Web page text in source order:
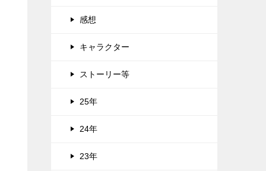
感想
キャラクター
ストーリー等
25年
24年
23年